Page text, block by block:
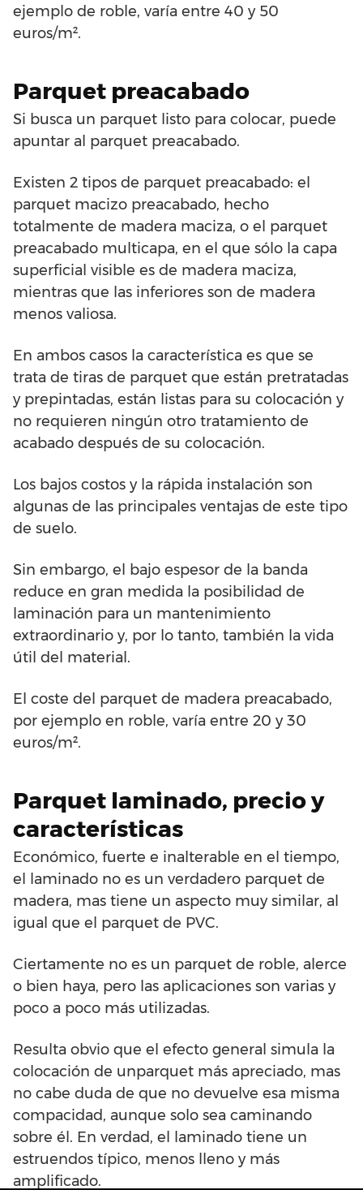
ejemplo de roble, varía entre 40 y 50
euros/m².
Parquet preacabado
Si busca un parquet listo para colocar, puede
apuntar al parquet preacabado.
Existen 2 tipos de parquet preacabado: el
parquet macizo preacabado, hecho
totalmente de madera maciza, o el parquet
preacabado multicapa, en el que sólo la capa
superficial visible es de madera maciza,
mientras que las inferiores son de madera
menos valiosa.
En ambos casos la característica es que se
trata de tiras de parquet que están pretratadas
y prepintadas, están listas para su colocación y
no requieren ningún otro tratamiento de
acabado después de su colocación.
Los bajos costos y la rápida instalación son
algunas de las principales ventajas de este tipo
de suelo.
Sin embargo, el bajo espesor de la banda
reduce en gran medida la posibilidad de
laminación para un mantenimiento
extraordinario y, por lo tanto, también la vida
útil del material.
El coste del parquet de madera preacabado,
por ejemplo en roble, varía entre 20 y 30
euros/m².
Parquet laminado, precio y
características
Económico, fuerte e inalterable en el tiempo,
el laminado no es un verdadero parquet de
madera, mas tiene un aspecto muy similar, al
igual que el parquet de PVC.
Ciertamente no es un parquet de roble, alerce
o bien haya, pero las aplicaciones son varias y
poco a poco más utilizadas.
Resulta obvio que el efecto general simula la
colocación de unparquet más apreciado, mas
no cabe duda de que no devuelve esa misma
compacidad, aunque solo sea caminando
sobre él. En verdad, el laminado tiene un
estruendos típico, menos lleno y más
amplificado.